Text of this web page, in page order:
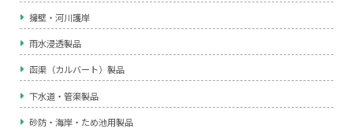
擁壁・河川護岸
雨水浸透製品
函渠（カルバート）製品
下水道・管渠製品
砂防・海岸・ため池用製品